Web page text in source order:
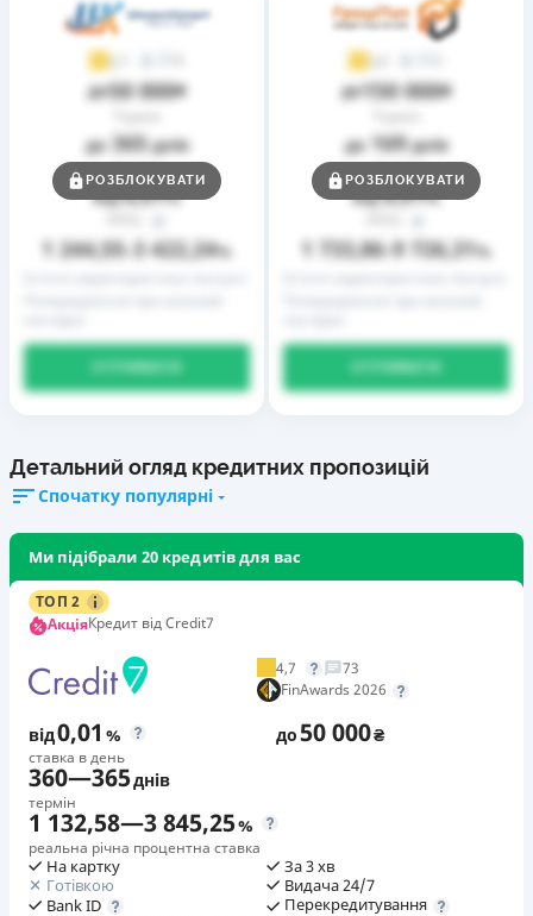
3,7
до50 000₴
до 365днів
Ставка
від0,01%
1 244,55– 3 422,24%
ОТРИМАТИ
РОЗБЛОКУВАТИ
3,9
до150 000₴
до 169днів
Ставка
від0,01%
1 733,86– 9 726,31%
ОТРИМАТИ
РОЗБЛОКУВАТИ
Детальний огляд кредитних пропозицій
Спочатку популярні
Ми підібрали 20 кредитів для вас
ТОП 2
АкціяКредит від Credit7
4,7
73
FinAwards 2026
від0,01 %
ставка в день
до50 000₴
360—365днів
термін
1 132,58—3 845,25%
реальна річна процентна ставка
На картку
Готівкою
Bank ID
За 3 хв
Видача 24/7
Перекредитування